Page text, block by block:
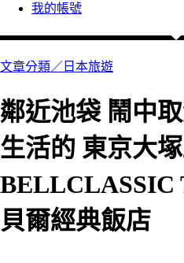
我的帳號
文章分類／ 日本旅遊
鄰近池袋 鬧中
生活的 東京大
BELLCLASSIC
貝爾經典飯店